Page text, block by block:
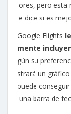
iores, pero esta
le dice si es
Google Flights
mente
gún su
strará un
puede
una barra de